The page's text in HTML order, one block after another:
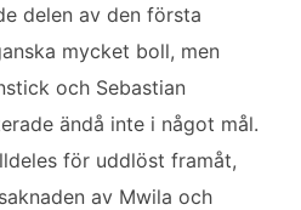
delen av den första
mycket boll, men
och Sebastian
ändå inte i något mål.
för uddlöst framåt,
av Mwila och